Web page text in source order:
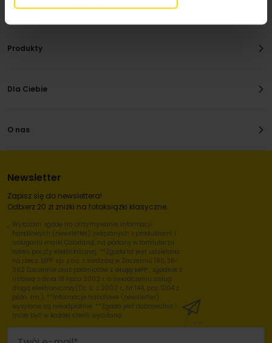
Produkty
Dla Ciebie
O nas
Newsletter
Zapisz się do newslettera!
Odbierz 20 zł zniżki na fotoksiążki klasyczne.
Wyrażam zgodę na otrzymywanie informacji
handlowych (newsletter) związanych z produktami i
usługami marki Colorland, na podany w formularzu
adres poczty elektronicznej. **Zgoda ta jest udzielana
na rzecz: MPP sp. z o.o. z siedzibą w Zaczerniu 190, 36-
062 Zaczernie oraz podmiotów z Grupy MPP , zgodnie z
Ustawą z dnia 18 lipca 2002 r. o świadczeniu usług
drogą elektroniczną (Dz. U. z 2002 r., Nr 144, poz. 1204 z
późn. zm.). **Informacje handlowe (newsletter)
wysyłane są nieodpłatnie. **Zgoda jest dobrowolna i
może być w każdej chwili wycofana.